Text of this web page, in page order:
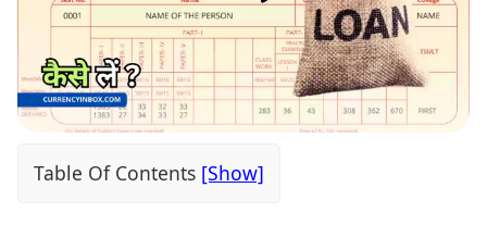
Table Of Contents